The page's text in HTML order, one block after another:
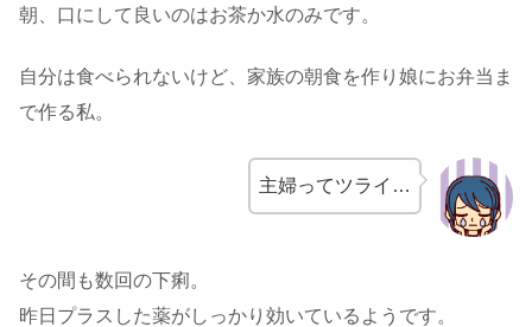
朝、口にして良いのはお茶か水のみです。
自分は食べられないけど、家族の朝食を作り娘にお弁当ま
で作る私。
主婦ってツライ…
その間も数回の下痢。
昨日プラスした薬がしっかり効いているようです。